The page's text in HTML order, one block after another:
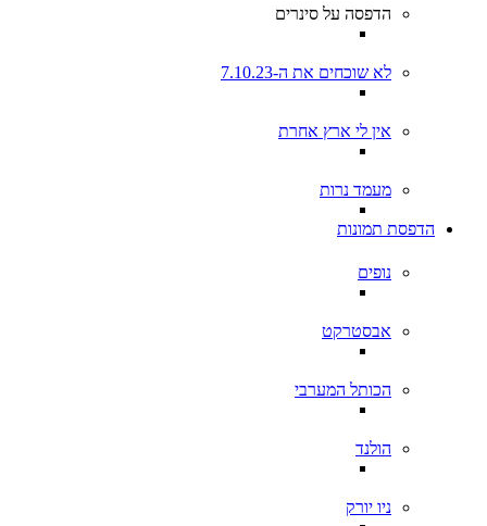
הדפסה על סינרים
לא שוכחים את ה-7.10.23
אין לי ארץ אחרת
מעמד נרות
הדפסת תמונות
נופים
אבסטרקט
הכותל המערבי
הולנד
ניו יורק